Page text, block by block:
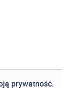
prywatność.